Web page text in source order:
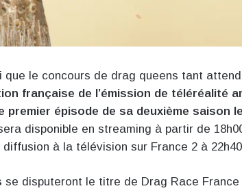
que le concours de drag queens tant
française de l’émission de téléréalité
premier épisode de sa deuxième saison
disponible en streaming à partir de
à la télévision sur France 2 à
se disputeront le titre de Drag Race